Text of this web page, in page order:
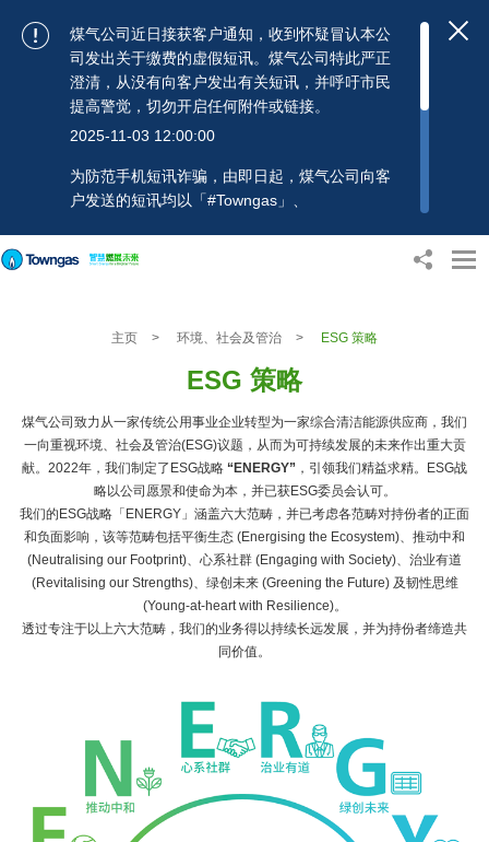
煤气公司近日接获客户通知，收到怀疑冒认本公
司发出关于缴费的虚假短讯。煤气公司特此严正
澄清，从没有向客户发出有关短讯，并呼吁市民
提高警觉，切勿开启任何附件或链接。
2025-11-03 12:00:00
为防范手机短讯诈骗，由即日起，煤气公司向客
户发送的短讯均以「#Towngas」、
个人资料，以免蒙受损失。若有任何疑问，可随
时致电煤气公司客户服务热线：2880 6988或电
邮：towngas.cs@towngas.com 查询。
2024-11-14 17:00:00
主页 > 环境、社会及管治 > ESG 策略
ESG 策略
煤气公司致力从一家传统公用事业企业转型为一家综合清洁能源供应商，我们
一向重视环境、社会及管治(ESG)议题，从而为可持续发展的未来作出重大贡
献。2022年，我们制定了ESG战略 “ENERGY” ，引领我们精益求精。ESG战
略以公司愿景和使命为本，并已获ESG委员会认可。
我们的ESG战略「ENERGY」涵盖六大范畴，并已考虑各范畴对持份者的正面
和负面影响，该等范畴包括平衡生态 (Energising the Ecosystem)、 推动中和
(Neutralising our Footprint)、 心系社群 (Engaging with Society)、 治业有道
(Revitalising our Strengths)、 绿创未来 (Greening the Future) 及韧性思维
(Young-at-heart with Resilience)。
透过专注于以上六大范畴，我们的业务得以持续长远发展，并为持份者缔造共
同价值。